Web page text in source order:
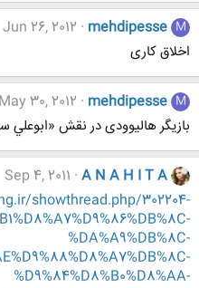
M
mehdipesse
Jun 26, 2012
اخلاق کاری
M
mehdipesse
May 30, 2012
بازیگر هالیوودی در نقش «ابوعلي
A N A H I T A
Sep 4, 2011
showthread.php/302204-
%DA%A9%DB%8C-
%D9%84%D8%B0%D8%AA-